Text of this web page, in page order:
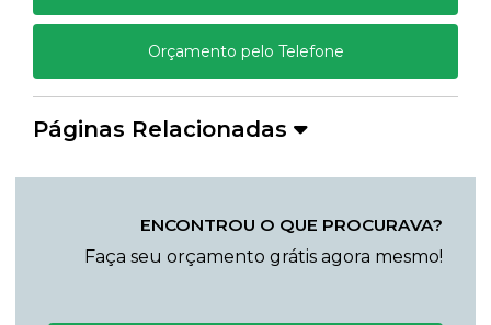
Orçamento pelo Telefone
Páginas Relacionadas
ENCONTROU O QUE PROCURAVA?
Faça seu orçamento grátis agora mesmo!